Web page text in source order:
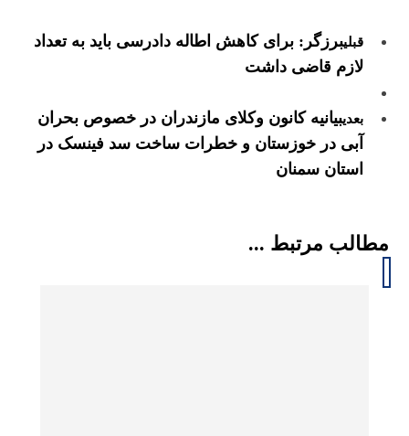
قبلیبرزگر: برای کاهش اطاله دادرسی باید به تعداد
لازم قاضی داشت
بعدیبیانیه کانون وکلای مازندران در خصوص بحران
آبی در خوزستان و خطرات ساخت سد فینسک در
استان سمنان
مطالب مرتبط ...